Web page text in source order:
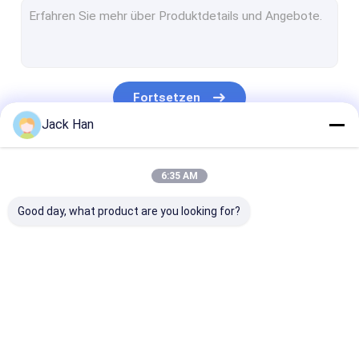
Fortsetzen
Jack Han
6:35 AM
Good day, what product are you looking for?